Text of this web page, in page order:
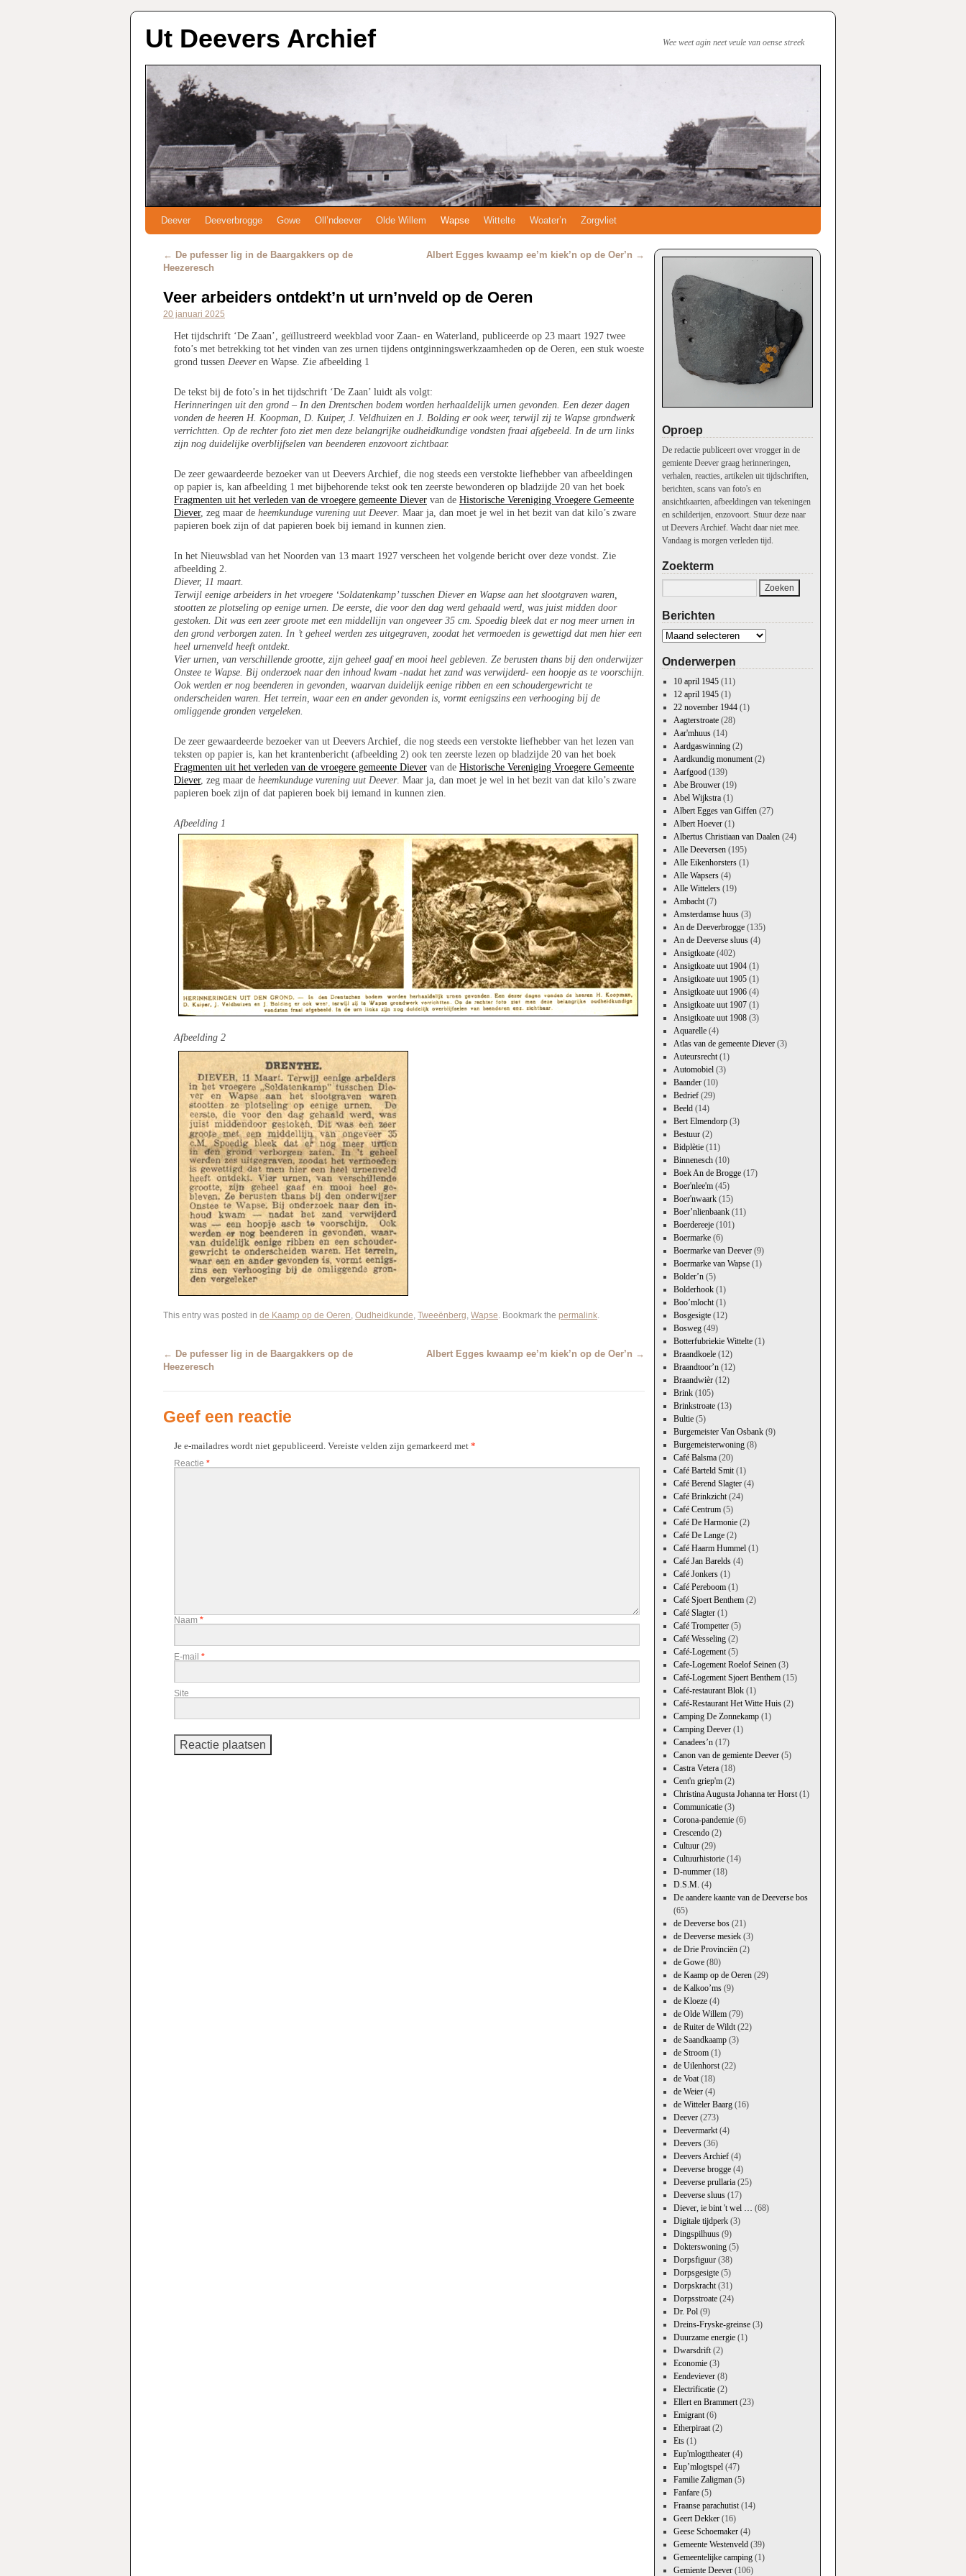
Ut Deevers Archief Wee weet agin neet veule van oense streek
Deever Deeverbrogge Gowe Oll’ndeever Olde Willem Wapse Wittelte Woater’n Zorgvliet
← De pufesser lig in de Baargakkers op de
Heezeresch
Albert Egges kwaamp ee’m kiek’n op de Oer’n →
Veer arbeiders ontdekt’n ut urn’nveld op de Oeren
20 januari 2025
Het tijdschrift ‘De Zaan’, geïllustreerd weekblad voor Zaan- en Waterland, publiceerde op 23 maart 1927 twee
foto’s met betrekking tot het vinden van zes urnen tijdens ontginningswerkzaamheden op de Oeren, een stuk woeste
grond tussen Deeveren Wapse. Zie afbeelding 1
De tekst bij de foto’s in het tijdschrift ‘De Zaan’ luidt als volgt:
Herinneringen uit den grond – In den Drentschen bodem worden herhaaldelijk urnen gevonden. Een dezer dagen
vonden de heeren H. Koopman, D. Kuiper, J. Veldhuizen en J. Bolding er ook weer, terwijl zij te Wapse grondwerk
verrichtten. Op de rechter foto ziet men deze belangrijke oudheidkundige vondsten fraai afgebeeld. In de urn links
zijn nog duidelijke overblijfselen van beenderen enzovoort zichtbaar.
De zeer gewaardeerde bezoeker van ut Deevers Archief, die nog steeds een verstokte liefhebber van afbeeldingen
op papier is, kan afbeelding 1 met bijbehorende tekst ook ten zeerste bewonderen op bladzijde 20 van het boek
Fragmenten uit het verleden van de vroegere gemeente Diever van de Historische Vereniging Vroegere Gemeente
Diever, zeg maar de heemkunduge vurening uut Deever. Maar ja, dan moet je wel in het bezit van dat kilo’s zware
papieren boek zijn of dat papieren boek bij iemand in kunnen zien.
In het Nieuwsblad van het Noorden van 13 maart 1927 verscheen het volgende bericht over deze vondst. Zie
afbeelding 2.
Diever, 11 maart.
Terwijl eenige arbeiders in het vroegere ‘Soldatenkamp’ tusschen Diever en Wapse aan het slootgraven waren,
stootten ze plotseling op eenige urnen. De eerste, die voor den dag werd gehaald werd, was juist midden door
gestoken. Dit was een zeer groote met een middellijn van ongeveer 35 cm. Spoedig bleek dat er nog meer urnen in
den grond verborgen zaten. In ’t geheel werden zes uitgegraven, zoodat het vermoeden is gewettigd dat men hier een
heel urnenveld heeft ontdekt.
Vier urnen, van verschillende grootte, zijn geheel gaaf en mooi heel gebleven. Ze berusten thans bij den onderwijzer
Onstee te Wapse. Bij onderzoek naar den inhoud kwam -nadat het zand was verwijderd- een hoopje as te voorschijn.
Ook werden er nog beenderen in gevonden, waarvan duidelijk eenige ribben en een schoudergewricht te
onderscheiden waren. Het terrein, waar een en ander gevonden is, vormt eenigszins een verhooging bij de
omliggende gronden vergeleken.
De zeer gewaardeerde bezoeker van ut Deevers Archief, die nog steeds een verstokte liefhebber van het lezen van
teksten op papier is, kan het krantenbericht (afbeelding 2) ook ten zeerste lezen op bladzijde 20 van het boek
Fragmenten uit het verleden van de vroegere gemeente Diever van de Historische Vereniging Vroegere Gemeente
Diever, zeg maar de heemkunduge vurening uut Deever. Maar ja, dan moet je wel in het bezit van dat kilo’s zware
papieren boek zijn of dat papieren boek bij iemand in kunnen zien.
Afbeelding 1
Afbeelding 2
This entry was posted in de Kaamp op de Oeren, Oudheidkunde, Tweeënberg, Wapse. Bookmark the permalink.
← De pufesser lig in de Baargakkers op de
Heezeresch
Albert Egges kwaamp ee’m kiek’n op de Oer’n →
Geef een reactie
Je e-mailadres wordt niet gepubliceerd. Vereiste velden zijn gemarkeerd met *
Reactie *
Naam *
E-mail *
Site
Oproep
De redactie publiceert over vrogger in de
gemiente Deever graag herinneringen,
verhalen, reacties, artikelen uit tijdschriften,
berichten, scans van foto's en
ansichtkaarten, afbeeldingen van tekeningen
en schilderijen, enzovoort. Stuur deze naar
ut Deevers Archief. Wacht daar niet mee.
Vandaag is morgen verleden tijd.
Zoekterm
Berichten
Onderwerpen
10 april 1945(11)
12 april 1945(1)
22 november 1944(1)
Aagterstroate(28)
Aar'mhuus(14)
Aardgaswinning(2)
Aardkundig monument(2)
Aarfgood(139)
Abe Brouwer(19)
Abel Wijkstra(1)
Albert Egges van Giffen(27)
Albert Hoever(1)
Albertus Christiaan van Daalen(24)
Alle Deeversen(195)
Alle Eikenhorsters(1)
Alle Wapsers(4)
Alle Wittelers(19)
Ambacht(7)
Amsterdamse huus(3)
An de Deeverbrogge(135)
An de Deeverse sluus(4)
Ansigtkoate(402)
Ansigtkoate uut 1904(1)
Ansigtkoate uut 1905(1)
Ansigtkoate uut 1906(4)
Ansigtkoate uut 1907(1)
Ansigtkoate uut 1908(3)
Aquarelle(4)
Atlas van de gemeente Diever(3)
Auteursrecht(1)
Automobiel(3)
Baander(10)
Bedrief(29)
Beeld(14)
Bert Elmendorp(3)
Bestuur(2)
Bidplètie(11)
Binnenesch(10)
Boek An de Brogge(17)
Boer'nlee'm(45)
Boer'nwaark(15)
Boer’nlienbaank(11)
Boerdereeje(101)
Boermarke(6)
Boermarke van Deever(9)
Boermarke van Wapse(1)
Bolder’n(5)
Bolderhook(1)
Boo’mlocht(1)
Bosgesigte(12)
Bosweg(49)
Botterfubriekie Wittelte(1)
Braandkoele(12)
Braandtoor’n(12)
Braandwièr(12)
Brink(105)
Brinkstroate(13)
Bultie(5)
Burgemeister Van Osbank(9)
Burgemeisterwoning(8)
Café Balsma(20)
Café Barteld Smit(1)
Café Berend Slagter(4)
Café Brinkzicht(24)
Café Centrum(5)
Café De Harmonie(2)
Café De Lange(2)
Café Haarm Hummel(1)
Café Jan Barelds(4)
Café Jonkers(1)
Café Pereboom(1)
Café Sjoert Benthem(2)
Café Slagter(1)
Café Trompetter(5)
Café Wesseling(2)
Café-Logement(5)
Cafe-Logement Roelof Seinen(3)
Café-Logement Sjoert Benthem(15)
Café-restaurant Blok(1)
Café-Restaurant Het Witte Huis(2)
Camping De Zonnekamp(1)
Camping Deever(1)
Canadees’n(17)
Canon van de gemiente Deever(5)
Castra Vetera(18)
Cent'n griep'm(2)
Christina Augusta Johanna ter Horst(1)
Communicatie(3)
Corona-pandemie(6)
Crescendo(2)
Cultuur(29)
Cultuurhistorie(14)
D-nummer(18)
D.S.M. (4)
De aandere kaante van de Deeverse bos
(65)
de Deeverse bos(21)
de Deeverse mesiek(3)
de Drie Provinciën(2)
de Gowe(80)
de Kaamp op de Oeren(29)
de Kalkoo’ms(9)
de Kloeze(4)
de Olde Willem(79)
de Ruiter de Wildt(22)
de Saandkaamp(3)
de Stroom(1)
de Uilenhorst(22)
de Voat(18)
de Weier(4)
de Witteler Baarg(16)
Deever(273)
Deevermarkt(4)
Deevers(36)
Deevers Archief(4)
Deeverse brogge(4)
Deeverse prullaria(25)
Deeverse sluus(17)
Diever, ie bint 't wel … (68)
Digitale tijdperk(3)
Dingspilhuus(9)
Dokterswoning(5)
Dorpsfiguur(38)
Dorpsgesigte(5)
Dorpskracht(31)
Dorpsstroate(24)
Dr. Pol(9)
Dreins-Fryske-greinse(3)
Duurzame energie(1)
Dwarsdrift(2)
Economie(3)
Eendeviever(8)
Electrificatie(2)
Ellert en Brammert(23)
Emigrant(6)
Etherpiraat(2)
Ets(1)
Eup'mlogttheater(4)
Eup’mlogtspel(47)
Familie Zaligman(5)
Fanfare(5)
Fraanse parachutist(14)
Geert Dekker(16)
Geese Schoemaker(4)
Gemeente Westenveld(39)
Gemeentelijke camping(1)
Gemiente Deever(106)